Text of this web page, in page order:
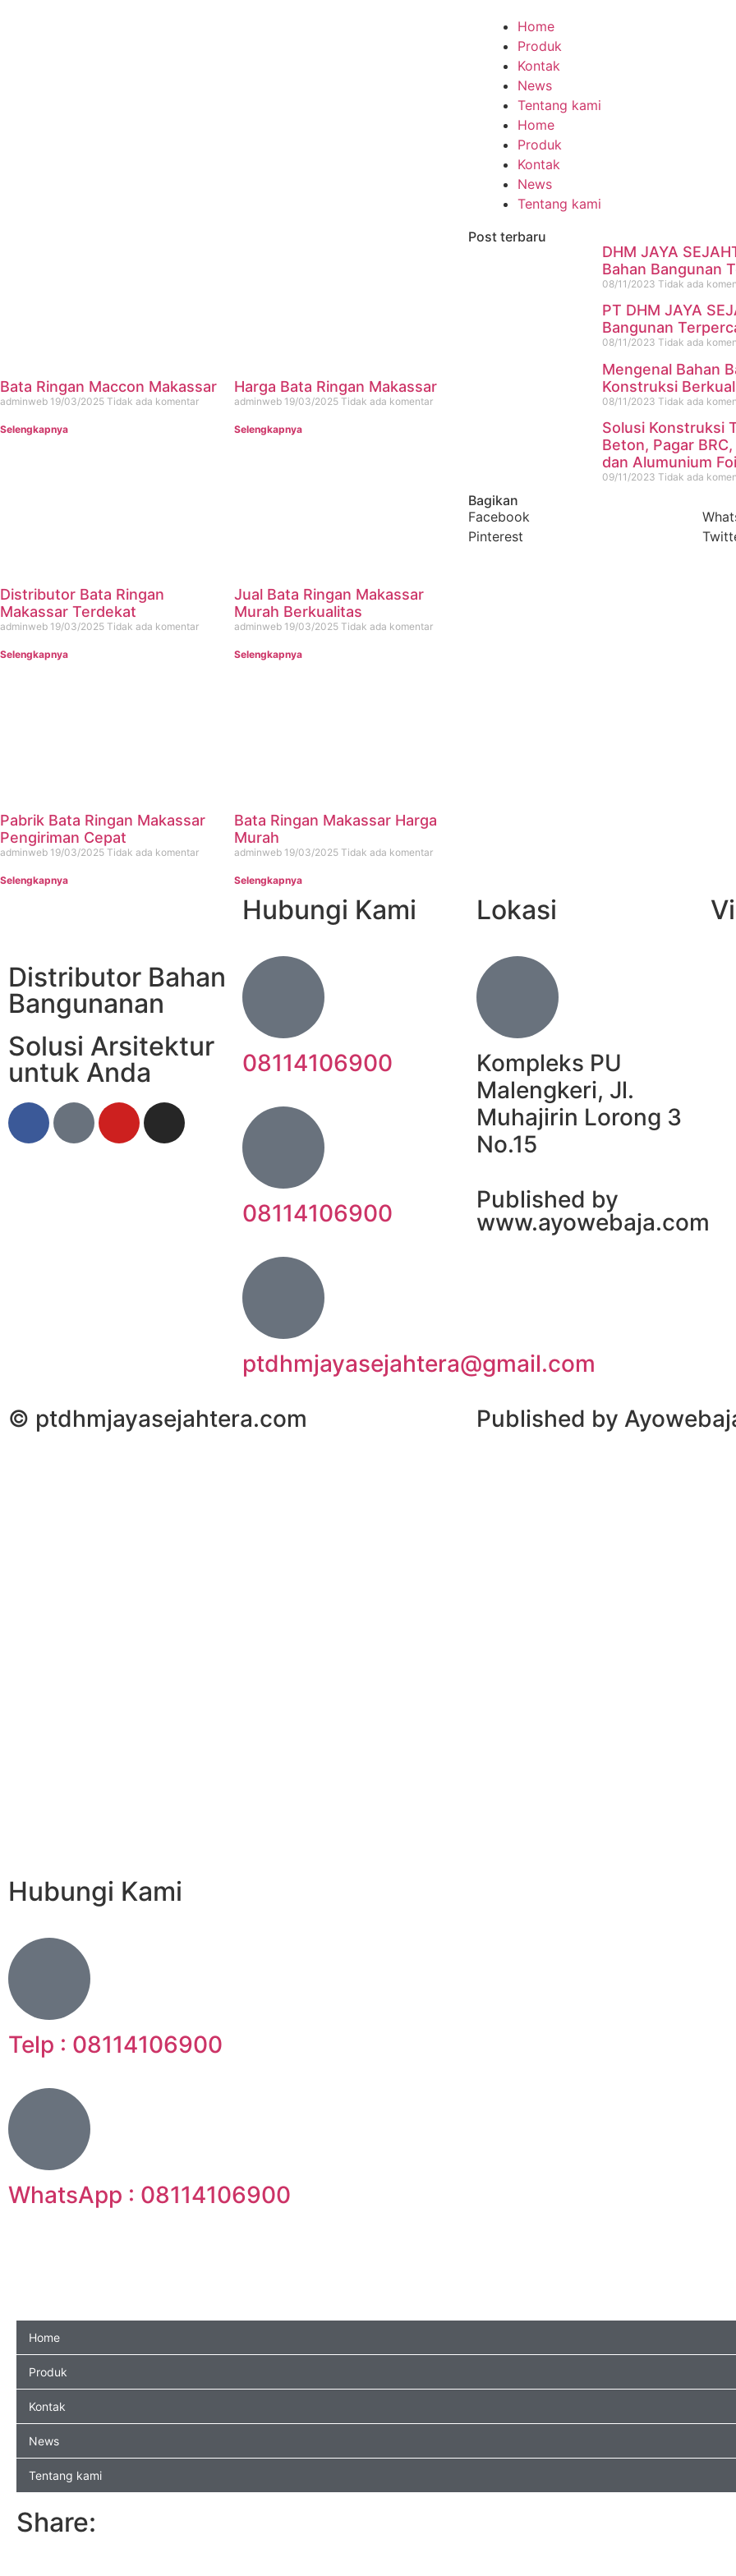
Home
Produk
Kontak
News
Tentang kami
Home
Produk
Kontak
News
Tentang kami
Bata Ringan Maccon Makassar
adminweb 19/03/2025 Tidak ada komentar
Selengkapnya
Harga Bata Ringan Makassar
adminweb 19/03/2025 Tidak ada komentar
Selengkapnya
Distributor Bata Ringan
Makassar Terdekat
adminweb 19/03/2025 Tidak ada komentar
Selengkapnya
Jual Bata Ringan Makassar
Murah Berkualitas
adminweb 19/03/2025 Tidak ada komentar
Selengkapnya
Pabrik Bata Ringan Makassar
Pengiriman Cepat
adminweb 19/03/2025 Tidak ada komentar
Selengkapnya
Bata Ringan Makassar Harga
Murah
adminweb 19/03/2025 Tidak ada komentar
Selengkapnya
Post terbaru
DHM JAYA
Bahan Bangunan
08/11/2023 Tidak ada
PT DHM JAYA
Bangunan
08/11/2023 Tidak ada
Mengenal Bahan
Konstruksi
08/11/2023 Tidak ada
Solusi Konstruksi
Beton, Pagar
dan Alumunium
09/11/2023 Tidak ada
Bagikan
Facebook
Pinterest
Distributor Bahan
Bangunanan
Solusi Arsitektur
untuk Anda
Hubungi Kami
08114106900
08114106900
ptdhmjayasejahtera@gmail.com
Lokasi
Kompleks PU
Malengkeri, Jl.
Muhajirin Lorong 3
No.15
Published by
www.ayowebaja.com
© ptdhmjayasejahtera.com Published by
Hubungi Kami
Telp : 08114106900
WhatsApp : 08114106900
Home
Produk
Kontak
News
Tentang kami
Share: